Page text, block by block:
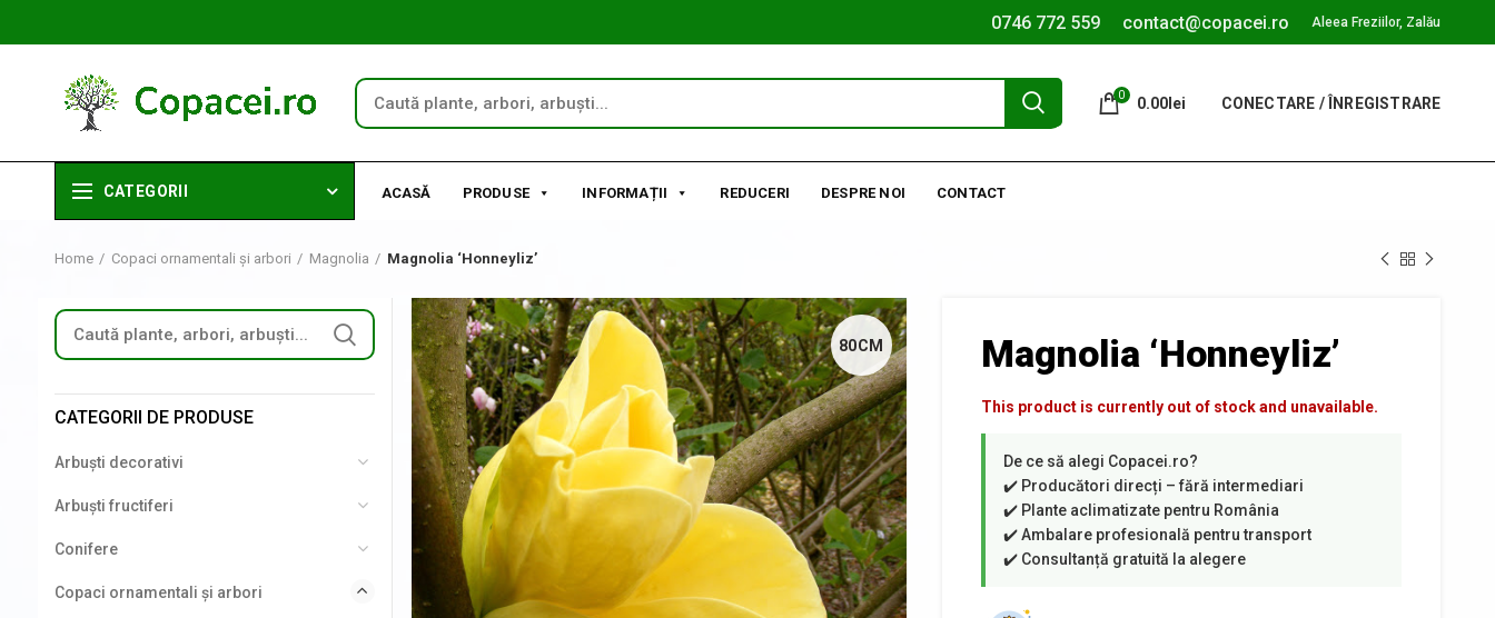
0746 772 559 contact@copacei.ro Aleea Freziilor, Zalău
0 0.00lei CONECTARE / ÎNREGISTRARE
CATEGORII ACASĂ PRODUSE INFORMAȚII REDUCERI DESPRE NOI CONTACT
Home Copaci ornamentali și arbori Magnolia Magnolia ‘Honneyliz’
80CM Magnolia ‘Honneyliz’
This product is currently out of stock and unavailable.
CATEGORII DE PRODUSE
Arbuști decorativi
Arbuști fructiferi
Conifere
Copaci ornamentali și arbori